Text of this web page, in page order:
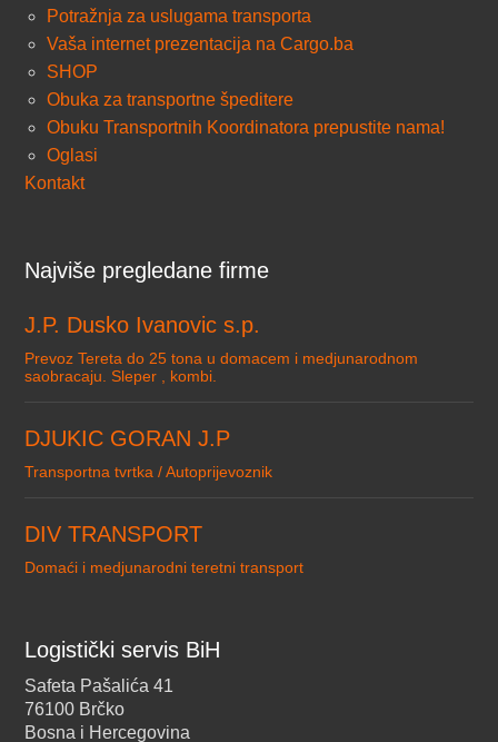
Potražnja za uslugama transporta
Vaša internet prezentacija na Cargo.ba
SHOP
Obuka za transportne špeditere
Obuku Transportnih Koordinatora prepustite nama!
Oglasi
Kontakt
Najviše pregledane firme
J.P. Dusko Ivanovic s.p.
Prevoz Tereta do 25 tona u domacem i medjunarodnom
saobracaju. Sleper , kombi.
DJUKIC GORAN J.P
Transportna tvrtka / Autoprijevoznik
DIV TRANSPORT
Domaći i medjunarodni teretni transport
Logistički servis BiH
Safeta Pašalića 41
76100 Brčko
Bosna i Hercegovina